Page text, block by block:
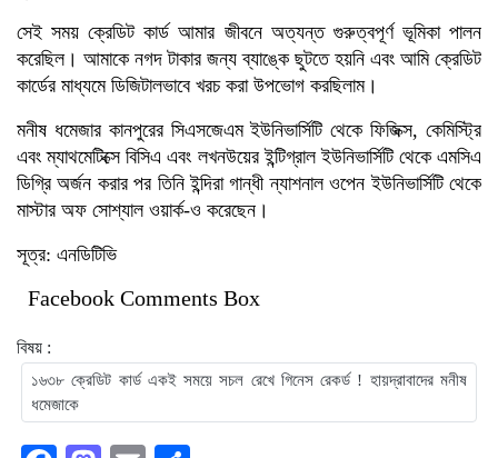
সেই সময় ক্রেডিট কার্ড আমার জীবনে অত্যন্ত গুরুত্বপূর্ণ ভূমিকা পালন
করেছিল। আমাকে নগদ টাকার জন্য ব্যাঙ্কে ছুটতে হয়নি এবং আমি ক্রেডিট
কার্ডের মাধ্যমে ডিজিটালভাবে খরচ করা উপভোগ করছিলাম।
মনীষ ধমেজার কানপুরের সিএসজেএম ইউনিভার্সিটি থেকে ফিজিক্স, কেমিস্ট্রি
এবং ম্যাথমেটিক্সে বিসিএ এবং লখনউয়ের ইন্টিগ্রাল ইউনিভার্সিটি থেকে এমসিএ
ডিগ্রি অর্জন করার পর তিনি ইন্দিরা গান্ধী ন্যাশনাল ওপেন ইউনিভার্সিটি থেকে
মাস্টার অফ সোশ্যাল ওয়ার্ক-ও করেছেন।
সূত্র: এনডিটিভি
Facebook Comments Box
বিষয় :
১৬৩৮ ক্রেডিট কার্ড একই সময়ে সচল রেখে গিনেস রেকর্ড ! হায়দ্রাবাদের মনীষ
ধমেজাকে